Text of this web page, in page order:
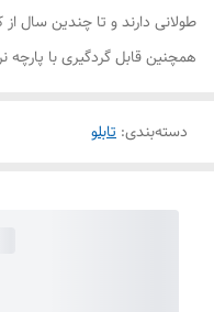
طولانی دارند و تا چندین سال
همچنین قابل گردگیری با پارچه
دسته‌بندی: تابلو